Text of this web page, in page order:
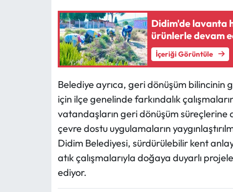
Didim'de lavanta
ürünlerle devam
İçeriği Görüntüle
Belediye ayrıca, geri dönüşüm bilincinin
için ilçe genelinde farkındalık
vatandaşların geri dönüşüm süreçlerine
çevre dostu uygulamaların
Didim Belediyesi, sürdürülebilir kent
atık çalışmalarıyla doğaya duyarlı
ediyor.